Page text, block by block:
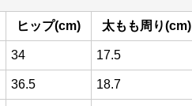
ヒップ(cm) 太もも周り(cm)
34 17.5
36.5 18.7